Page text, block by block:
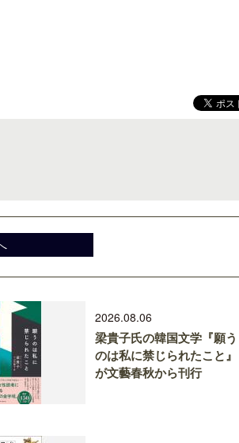
2026.08.06
梁貴子氏の韓国文学『願う
のは私に禁じられたこと』
が文藝春秋から刊行